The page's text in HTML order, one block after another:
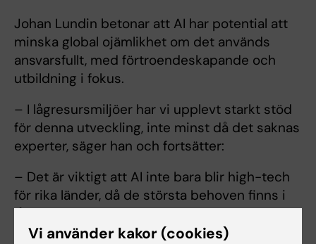
Johan Lundin betonar att AI har potential att
minska global ojämlikhet om det används
ansvarsfullt, med förtroendeskapande och
utbildning i fokus.
– I lågresursmiljöer har vi upplevt starkt stöd
för denna utveckling, inte minst då det saknas
experter, säger han och fortsätter:
– Det är viktigt att AI inte bara blir high-tech
för rika länder, då de största behoven finns i
lågresursländer.
Vi använder kakor (cookies)